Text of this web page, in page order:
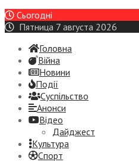
Сьогодні
Пятница 7 августа 2026
Головна
Війна
Новини
Події
Суспiльство
Анонси
Відео
Дайджест
Культура
Спорт